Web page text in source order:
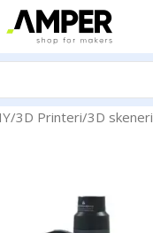
/3D Printeri/3D skeneri